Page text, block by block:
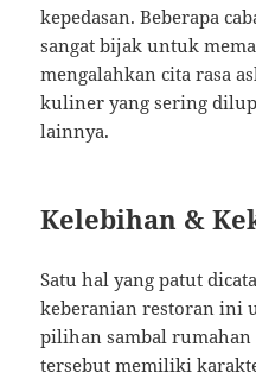
kepedasan. Beberapa
sangat bijak untuk
mengalahkan cita rasa
kuliner yang sering
lainnya.
Kelebihan &
Satu hal yang patut
keberanian restoran ini
pilihan sambal rumahan
tersebut memiliki